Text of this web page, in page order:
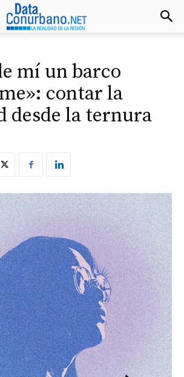
mí un barco
contar la
desde la ternura